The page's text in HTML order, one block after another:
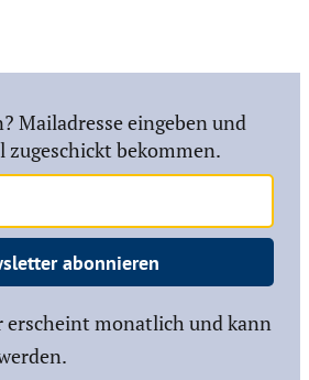
Mailadresse eingeben und
zugeschickt bekommen.
abonnieren
erscheint monatlich und kann